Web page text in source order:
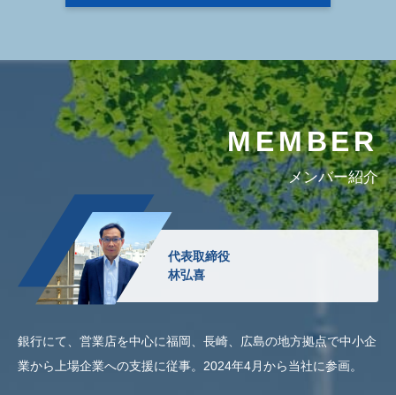
MEMBER
メンバー紹介
代表取締役
林弘喜
銀行にて、営業店を中心に福岡、長崎、広島の地方拠点で中小企
業から上場企業への支援に従事。2024年4月から当社に参画。